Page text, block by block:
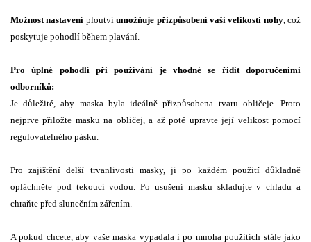
Možnost nastavení ploutvíumožňuje přizpůsobení vaši velikosti nohy, což
poskytuje pohodlí během plavání.
Pro úplné pohodlí při používání je vhodné se řídit doporučeními
odborníků:
Je důležité, aby maska byla ideálně přizpůsobena tvaru obličeje. Proto
nejprve přiložte masku na obličej, a až poté upravte její velikost pomocí
regulovatelného pásku.
Pro zajištění delší trvanlivosti masky, ji po každém použití důkladně
opláchněte pod tekoucí vodou. Po usušení masku skladujte v chladu a
chraňte před slunečním zářením.
A pokud chcete, aby vaše maska vypadala i po mnoha použitích stále jako